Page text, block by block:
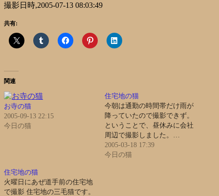
撮影日時,2005-07-13 08:03:49
共有:
関連
お寺の猫
2005-09-13 22:15
今日の猫
住宅地の猫
今朝は通勤の時間帯だけ雨が
降っていたので撮影できず。
ということで、昼休みに会社
周辺で撮影しました。…
2005-03-18 17:39
今日の猫
住宅地の猫
火曜日にあぜ道手前の住宅地
で撮影 住宅地の三毛猫です。